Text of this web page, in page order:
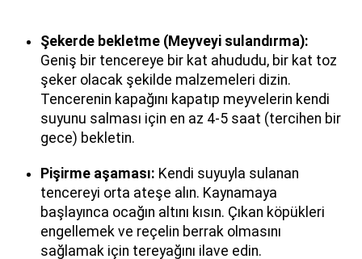
Şekerde bekletme (Meyveyi sulandırma):
Geniş bir tencereye bir kat ahududu, bir kat toz
şeker olacak şekilde malzemeleri dizin.
Tencerenin kapağını kapatıp meyvelerin kendi
suyunu salması için en az 4-5 saat (tercihen bir
gece) bekletin.
Pişirme aşaması: Kendi suyuyla sulanan
tencereyi orta ateşe alın. Kaynamaya
başlayınca ocağın altını kısın. Çıkan köpükleri
engellemek ve reçelin berrak olmasını
sağlamak için tereyağını ilave edin.